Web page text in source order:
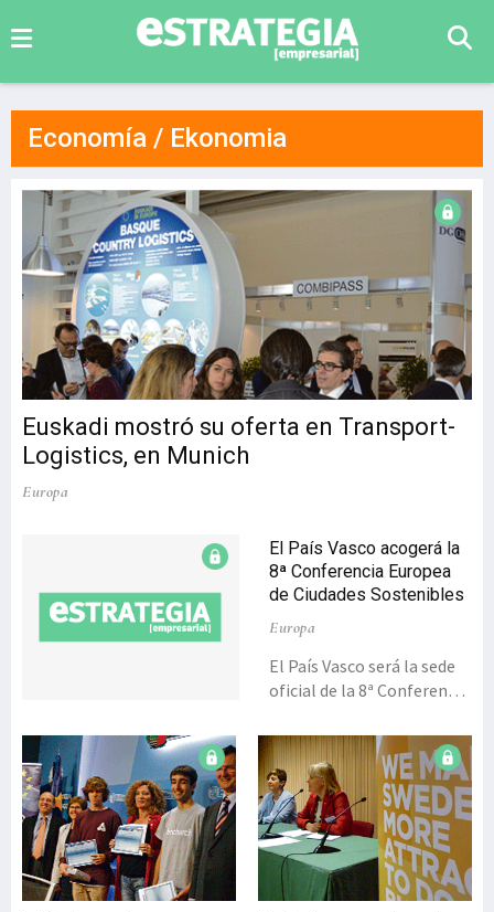
Economía / Ekonomia
Euskadi mostró su oferta en Transport-
Logistics, en Munich
Europa
El País Vasco acogerá la
8ª Conferencia Europea
de Ciudades Sostenibles
Europa
El País Vasco será la sede
oficial de la 8ª Conferencia
Pueblos Sostenibles, que
se celebrará del 27 al 29 de
abril de 2016. La
conferencia está
auspiciada por la Campaña
Europea de Ciudades y
Pueblos Sostenibles y la